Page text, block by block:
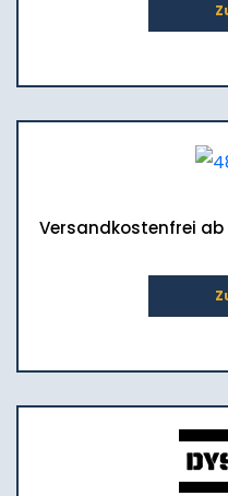
Versandkostenfrei ab